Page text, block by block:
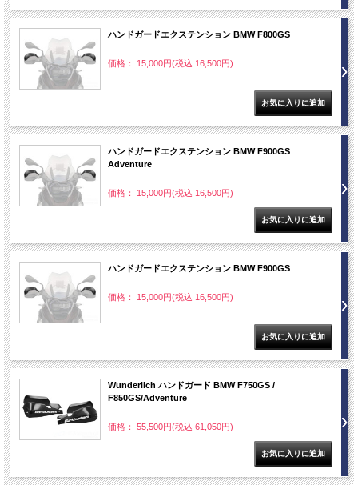
ハンドガードエクステンション BMW F800GS
価格： 15,000円(税込 16,500円)
ハンドガードエクステンション BMW F900GS
Adventure
価格： 15,000円(税込 16,500円)
ハンドガードエクステンション BMW F900GS
価格： 15,000円(税込 16,500円)
Wunderlich ハンドガード BMW F750GS /
F850GS/Adventure
価格： 55,500円(税込 61,050円)